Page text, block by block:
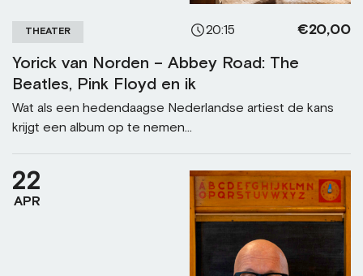
THEATER 20:15 €20,00
Yorick van Norden – Abbey Road: The
Beatles, Pink Floyd en ik
Wat als een hedendaagse Nederlandse artiest de kans
krijgt een album op te nemen...
22
APR